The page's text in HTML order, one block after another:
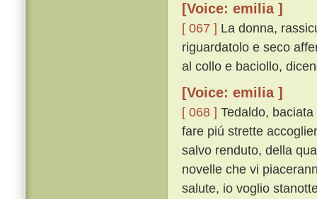
[Voice: emilia ]
[ 067 ] La donna,
riguardatolo e seco
al collo e baciollo,
[Voice: emilia ]
[ 068 ] Tedaldo,
fare piú strette
salvo renduto, della
novelle che vi
salute, io voglio